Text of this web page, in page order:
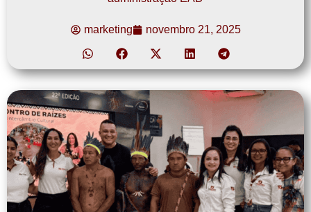
marketing novembro 21, 2025